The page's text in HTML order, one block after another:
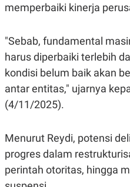
memperbaiki kinerja
"Sebab, fundamental
harus diperbaiki terlebih
kondisi belum baik akan
antar entitas," ujarnya
(4/11/2025).
Menurut Reydi, potensi
progres dalam
perintah otoritas, hingga